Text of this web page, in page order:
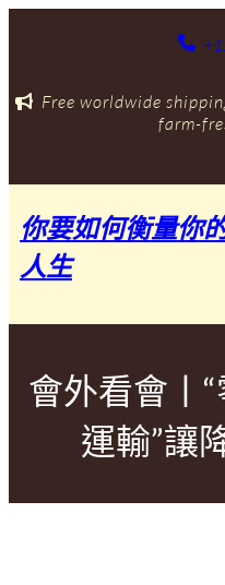
內
Free worldwide
farm-
你要如何衡量你
人生
會外看會丨
運輸”讓